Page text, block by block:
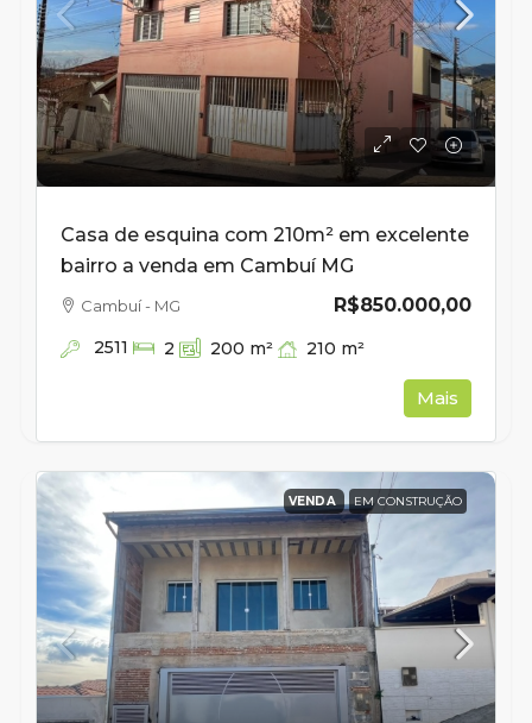
Casa de esquina com 210m² em excelente
bairro a venda em Cambuí MG
R$850.000,00
Cambuí - MG
2511 2 200 m² 210 m²
Mais
VENDA EM CONSTRUÇÃO